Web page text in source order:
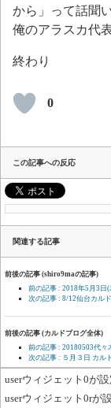
から」って話聞
俺のアラスカ代
終わり
0
この記事への反応
関連する記事
前後の記事 (shiro9maの記事)
前の記事 : 2018年5月3日
次の記事 : 8/12仙台カル
前後の記事 (カルドブログ全体)
前の記事 : 20180503代々
次の記事 : ５月３日 カル
userウィジェット0が
userウィジェット0rが